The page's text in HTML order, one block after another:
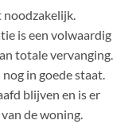
noodzakelijk.
is een volwaardig
totale vervanging.
in goede staat.
blijven en is er
de woning.